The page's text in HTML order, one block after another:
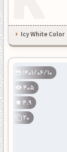
Icy White Color
1401/06/10
405
4.9
20